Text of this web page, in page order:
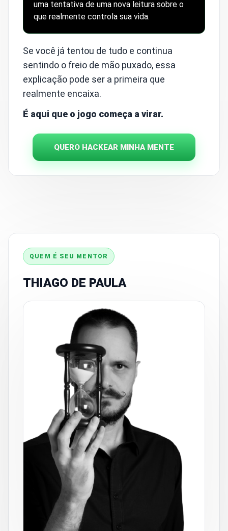
uma tentativa de uma nova leitura sobre o
que realmente controla sua vida.
Se você já tentou de tudo e continua
sentindo o freio de mão puxado, essa
explicação pode ser a primeira que
realmente encaixa.
É aqui que o jogo começa a virar.
QUERO HACKEAR MINHA MENTE
QUEM É SEU MENTOR
THIAGO DE PAULA